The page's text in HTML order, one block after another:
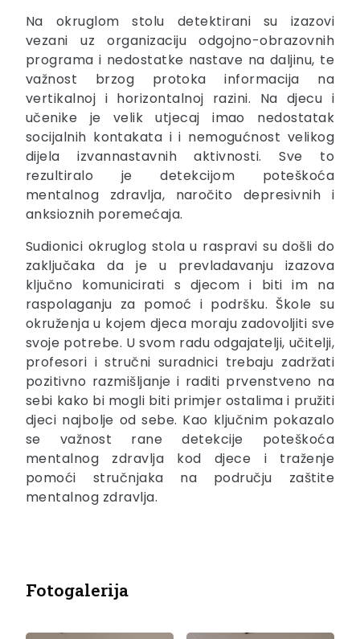
Na okruglom stolu detektirani su izazovi
vezani uz organizaciju odgojno-obrazovnih
programa i nedostatke nastave na daljinu, te
važnost brzog protoka informacija na
vertikalnoj i horizontalnoj razini. Na djecu i
učenike je velik utjecaj imao nedostatak
socijalnih kontakata i i nemogućnost velikog
dijela izvannastavnih aktivnosti. Sve to
rezultiralo je detekcijom poteškoća
mentalnog zdravlja, naročito depresivnih i
anksioznih poremećaja.
Sudionici okruglog stola u raspravi su došli do
zaključaka da je u prevladavanju izazova
ključno komunicirati s djecom i biti im na
raspolaganju za pomoć i podršku. Škole su
okruženja u kojem djeca moraju zadovoljiti sve
svoje potrebe. U svom radu odgajatelji, učitelji,
profesori i stručni suradnici trebaju zadržati
pozitivno razmišljanje i raditi prvenstveno na
sebi kako bi mogli biti primjer ostalima i pružiti
djeci najbolje od sebe. Kao ključnim pokazalo
se važnost rane detekcije poteškoća
mentalnog zdravlja kod djece i traženje
pomoći stručnjaka na području zaštite
mentalnog zdravlja.
Fotogalerija